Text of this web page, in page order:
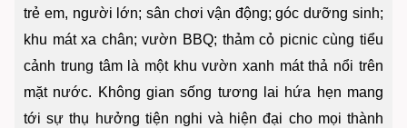
trẻ em, người lớn; sân chơi vận động; góc dưỡng sinh;
khu mát xa chân; vườn BBQ; thảm cỏ picnic cùng tiểu
cảnh trung tâm là một khu vườn xanh mát thả nổi trên
mặt nước. Không gian sống tương lai hứa hẹn mang
tới sự thụ hưởng tiện nghi và hiện đại cho mọi thành